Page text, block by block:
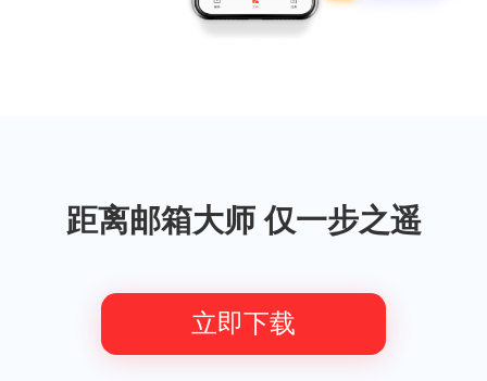
距离邮箱大师 仅一步之遥
立即下载